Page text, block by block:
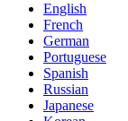
English
French
German
Portuguese
Spanish
Russian
Japanese